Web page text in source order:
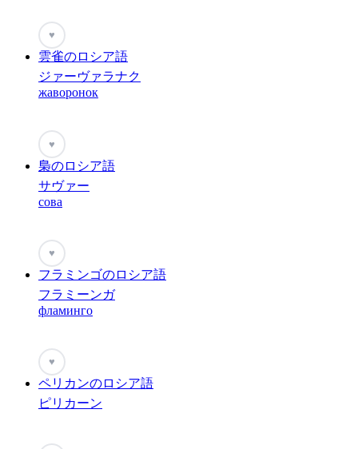
♥
雲雀のロシア語
ジァーヴァラナク
жаворонок
♥
梟のロシア語
サヴァー
сова
♥
フラミンゴのロシア語
フラミーンガ
фламинго
♥
ペリカンのロシア語
ピリカーン